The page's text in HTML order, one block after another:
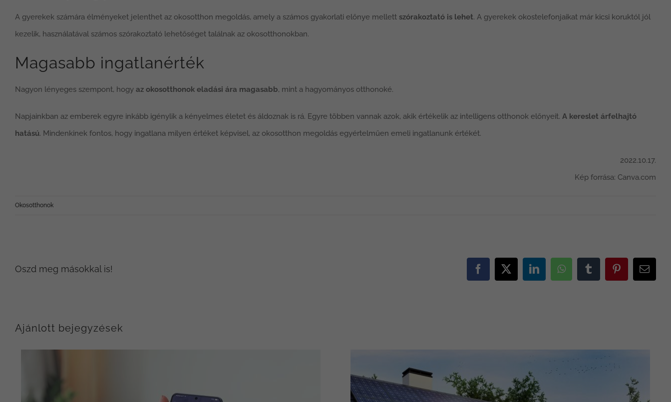
A gyerekek számára élményeket jelenthet az okosotthon megoldás, amely a számos gyakorlati előnye mellett szórakoztató is lehet. A gyerekek okostelefonjaikat már kicsi koruktól jól
kezelik, használatával számos szórakoztató lehetőséget találnak az okosotthonokban.
Magasabb ingatlanérték
Nagyon lényeges szempont, hogy az okosotthonok eladási ára magasabb, mint a hagyományos otthonoké.
Napjainkban az emberek egyre inkább igénylik a kényelmes életet és áldoznak is rá. Egyre többen vannak azok, akik értékelik az intelligens otthonok előnyeit. A kereslet árfelhajtó
hatású. Mindenkinek fontos, hogy ingatlana milyen értéket képvisel, az okosotthon megoldás egyértelműen emeli ingatlanunk értékét.
2022.10.17.
Kép forrása: Canva.com
Okosotthonok
Oszd meg másokkal is! Facebook
X LinkedInWhatsAppTumblrPinterestEmail:
Ajánlott bejegyzések